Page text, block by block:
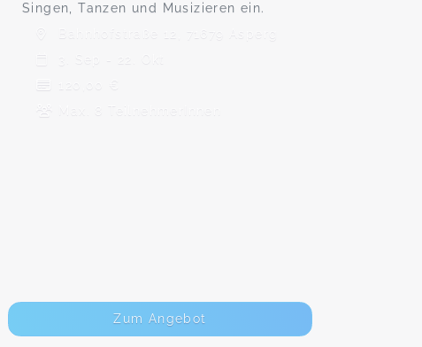
Singen, Tanzen und Musizieren ein.
Bahnhofstraße 12, 71679 Asperg
3. Sep - 22. Okt
120,00 €
Max. 8 TeilnehmerInnen
Zum Angebot